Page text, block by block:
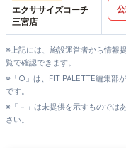
エクササイズコーチ
三宮店
※上記には、施設運営者から情報
覧で確認できます。
※「○」は、FIT PALETTE編集部
です。
※「－」は未提供を示すものでは
さい。